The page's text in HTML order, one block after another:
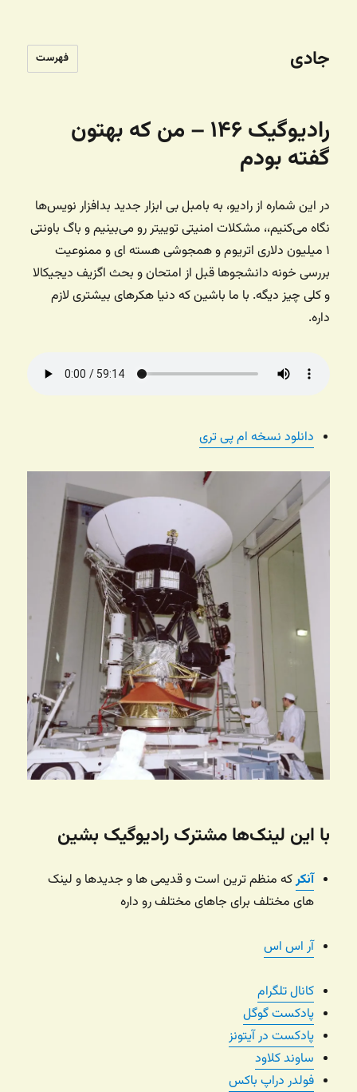
جادی فهرست
رادیوگیک ۱۴۶ – من که بهتون
گفته بودم
در این شماره از رادیو، به بامبل بی ابزار جدید بدافزار نویس‌ها
نگاه می‌کنیم،، مشکلات امنیتی توییتر رو می‌بینیم و باگ باونتی
۱ میلیون دلاری اتریوم و همجوشی هسته ای و ممنوعیت
بررسی خونه دانشجوها قبل از امتحان و بحث اگزیف دیجیکالا
و کلی چیز دیگه. با ما باشین که دنیا هکرهای بیشتری لازم
داره.
دانلود نسخه ام پی تری
با این لینک‌ها مشترک رادیوگیک بشین
آنکرکه منظم ترین است و قدیمی ها و جدیدها و لینک
های مختلف برای جاهای مختلف رو داره
آر اس اس
کانال تلگرام
پادکست گوگل
پادکست در آیتونز
ساوند کلاود
فولدر دراپ باکس